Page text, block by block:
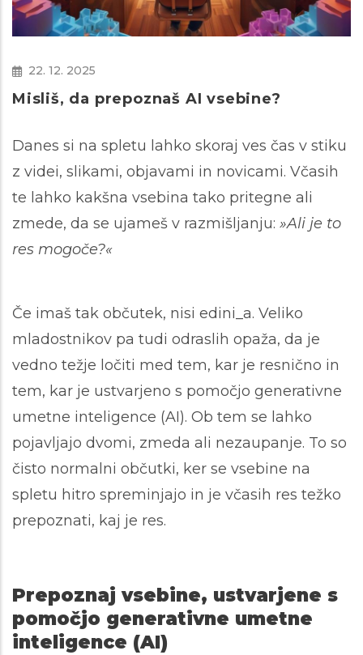
22. 12. 2025
Misliš, da prepoznaš AI vsebine?
Danes si na spletu lahko skoraj ves čas v stiku
z videi, slikami, objavami in novicami. Včasih
te lahko kakšna vsebina tako pritegne ali
zmede, da se ujameš v razmišljanju: »Ali je to
res mogoče?«
Če imaš tak občutek, nisi edini_a. Veliko
mladostnikov pa tudi odraslih opaža, da je
vedno težje ločiti med tem, kar je resnično in
tem, kar je ustvarjeno s pomočjo generativne
umetne inteligence (AI). Ob tem se lahko
pojavljajo dvomi, zmeda ali nezaupanje. To so
čisto normalni občutki, ker se vsebine na
spletu hitro spreminjajo in je včasih res težko
prepoznati, kaj je res.
Prepoznaj vsebine, ustvarjene s
pomočjo generativne umetne
inteligence (AI)